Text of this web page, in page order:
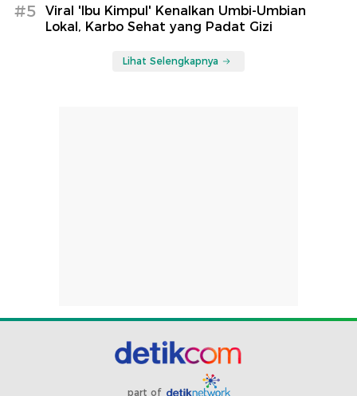
#5
Viral 'Ibu Kimpul' Kenalkan Umbi-Umbian
Lokal, Karbo Sehat yang Padat Gizi
Lihat Selengkapnya
part of